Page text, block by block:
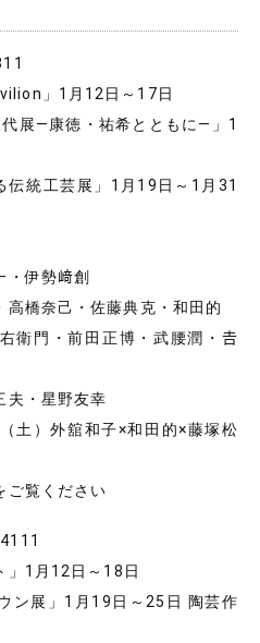
」1月12日～17日
代展―康徳・祐希とともに―」1
伝統工芸展」1月19日～1月31
・伊勢﨑創
高橋奈己・佐藤典克・和田的
衛門・前田正博・武腰潤・𠮷
夫・星野友幸
土）外舘和子×和田的×藤塚松
ご覧ください
」1月12日～18日
ン展」1月19日～25日 陶芸作